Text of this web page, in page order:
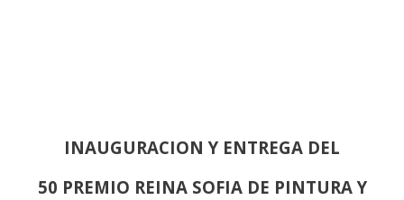
INAUGURACION Y ENTREGA DEL
50 PREMIO REINA SOFIA DE PINTURA Y